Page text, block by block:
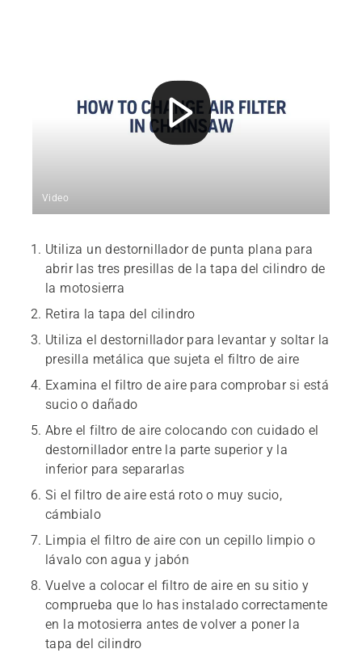
Video
Utiliza un destornillador de punta plana para
abrir las tres presillas de la tapa del cilindro de
la motosierra
Retira la tapa del cilindro
Utiliza el destornillador para levantar y soltar la
presilla metálica que sujeta el filtro de aire
Examina el filtro de aire para comprobar si está
sucio o dañado
Abre el filtro de aire colocando con cuidado el
destornillador entre la parte superior y la
inferior para separarlas
Si el filtro de aire está roto o muy sucio,
cámbialo
Limpia el filtro de aire con un cepillo limpio o
lávalo con agua y jabón
Vuelve a colocar el filtro de aire en su sitio y
comprueba que lo has instalado correctamente
en la motosierra antes de volver a poner la
tapa del cilindro